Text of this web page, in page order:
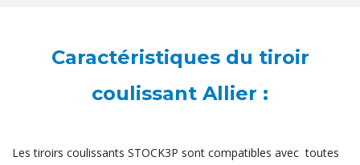
Caractéristiques du tiroir
coulissant Allier :
Les tiroirs coulissants STOCK3P sont compatibles avec toutes